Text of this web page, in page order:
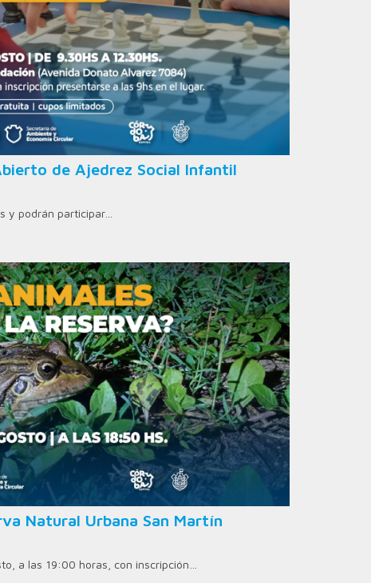
de Ajedrez Social Infantil
y podrán participar…
Natural Urbana San Martín
a las 19:00 horas, con inscripción…